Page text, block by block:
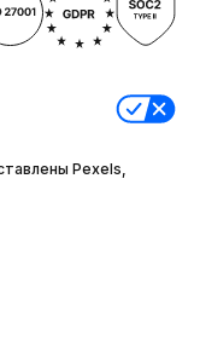
Pexels,